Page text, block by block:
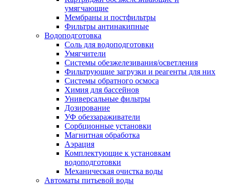
умягчающие
Мембраны и постфильтры
Фильтры антинакипные
Водоподготовка
Соль для водоподготовки
Умягчители
Системы обезжелезивания/осветления
Фильтрующие загрузки и реагенты для них
Системы обратного осмоса
Химия для бассейнов
Универсальные фильтры
Дозирование
УФ обеззараживатели
Сорбционные установки
Магнитная обработка
Аэрация
Комплектующие к установкам
водоподготовки
Механическая очистка воды
Автоматы питьевой воды